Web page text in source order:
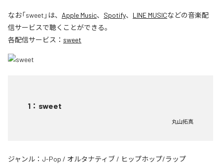
なお「sweet 」は、 Apple Music、 Spotify、 LINE MUSICなどの音楽配
信サービスで聴くことができる。
各配信サービス： sweet
1 ： sweet
丸山拓真
ジャンル： J-Pop / オルタナティブ / ヒップホップ/ラップ